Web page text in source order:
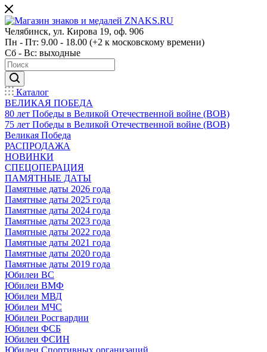
Челябинск, ул. Кирова 19, оф. 906
Пн - Пт: 9.00 - 18.00 (+2 к московскому времени)
Сб - Вс: выходные
Каталог
ВЕЛИКАЯ ПОБЕДА
80 лет Победы в Великой Отечественной войне (ВОВ)
75 лет Победы в Великой Отечественной войне (ВОВ)
Великая Победа
РАСПРОДАЖА
НОВИНКИ
СПЕЦОПЕРАЦИЯ
ПАМЯТНЫЕ ДАТЫ
Памятные даты 2026 года
Памятные даты 2025 года
Памятные даты 2024 года
Памятные даты 2023 года
Памятные даты 2022 года
Памятные даты 2021 года
Памятные даты 2020 года
Памятные даты 2019 года
Юбилеи ВС
Юбилеи ВМФ
Юбилеи МВД
Юбилеи МЧС
Юбилеи Росгвардии
Юбилеи ФСБ
Юбилеи ФСИН
Юбилеи Спортивных организаций